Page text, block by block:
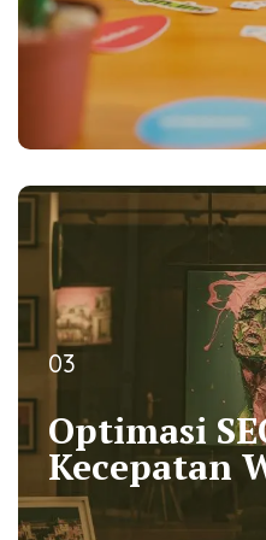
03
Optimasi
Kecepatan
03
Optimasi
Kecepatan